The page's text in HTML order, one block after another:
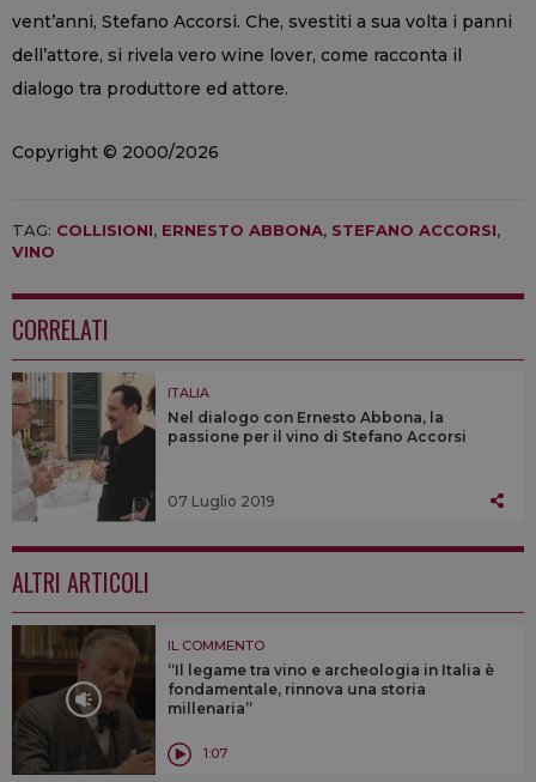
vent’anni, Stefano Accorsi. Che, svestiti a sua volta i panni
dell’attore, si rivela vero wine lover, come racconta il
dialogo tra produttore ed attore.
Copyright © 2000/2026
TAG: COLLISIONI, ERNESTO ABBONA, STEFANO ACCORSI,
VINO
CORRELATI
ITALIA
Nel dialogo con Ernesto Abbona, la
passione per il vino di Stefano Accorsi
07 Luglio 2019
ALTRI ARTICOLI
IL COMMENTO
“Il legame tra vino e archeologia in Italia è
fondamentale, rinnova una storia
millenaria”
1:07